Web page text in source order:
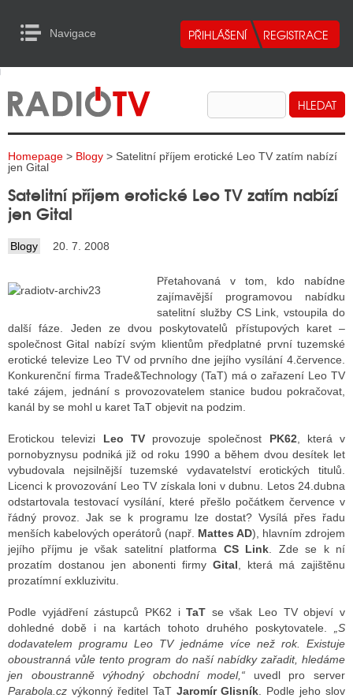
Navigace
RADIA
TELEVIZE
INTERNET
TISK
RADIA
VYSÍLAČE
TELEVIZE
TELEVIZÍ
VYSÍLAČE
INTERNET
RÁDIA
STRÁNKY RÁDIÍ
STRÁNKY TV
TISK
to Content
Homepage > Blogy > Satelitní příjem erotické Leo TV zatím nabízí
jen Gital
Satelitní příjem erotické Leo TV zatím nabízí
jen Gital
Blogy 20. 7. 2008
Přetahovaná v tom, kdo nabídne
zajímavější programovou nabídku
satelitní služby CS Link, vstoupila do
další fáze. Jeden ze dvou poskytovatelů přístupových karet –
společnost Gital nabízí svým klientům předplatné první tuzemské
erotické televize Leo TV od prvního dne jejího vysílání 4.července.
Konkurenční firma Trade&Technology (TaT) má o zařazení Leo TV
také zájem, jednání s provozovatelem stanice budou pokračovat,
kanál by se mohl u karet TaT objevit na podzim.
Erotickou televizi Leo TV provozuje společnost PK62, která v
pornobyznysu podniká již od roku 1990 a během dvou desítek let
vybudovala nejsilnější tuzemské vydavatelství erotických titulů.
Licenci k provozování Leo TV získala loni v dubnu. Letos 24.dubna
odstartovala testovací vysílání, které přešlo počátkem července v
řádný provoz. Jak se k programu lze dostat? Vysílá přes řadu
menších kabelových operátorů (např. Mattes AD), hlavním zdrojem
jejího příjmu je však satelitní platforma CS Link . Zde se k ní
prozatím dostanou jen abonenti firmy Gital , která má zajištěnu
prozatímní exkluzivitu.
Podle vyjádření zástupců PK62 iTaT se však Leo TV objeví v
dohledné době i na kartách tohoto druhého poskytovatele.
„S
dodavatelem programu Leo TV jednáme více než rok. Existuje
oboustranná vůle tento program do naší nabídky zařadit, hledáme
jen oboustranně výhodný obchodní model,“ uvedl pro server
Parabola.cz výkonný ředitel TaT Jaromír Glisník . Podle jeho slov